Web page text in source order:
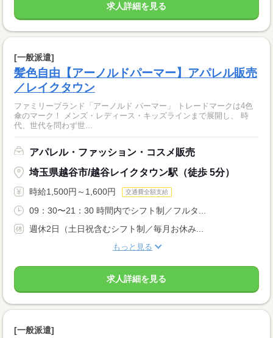
求人詳細を見る
[一般派遣]
髪色自由【アーノルドパーマー】アパレル販売
／レイクタウン
ファミリーブランド「アーノルド パーマー」 トレードマークは4色
傘のマーク！ メンズ・レディース・キッズラインまで展開し、 時
代、世代を問わず世...
アパレル・ファッション・コスメ販売
埼玉県越谷市/越谷レイクタウン駅（徒歩 5分）
時給1,500円～1,600円 交通費全額支給
09：30〜21：30 時間内でシフト制／フルタ...
週休2日（土日祝含むシフト制／毎月お休み...
もっと見る
求人詳細を見る
[一般派遣]